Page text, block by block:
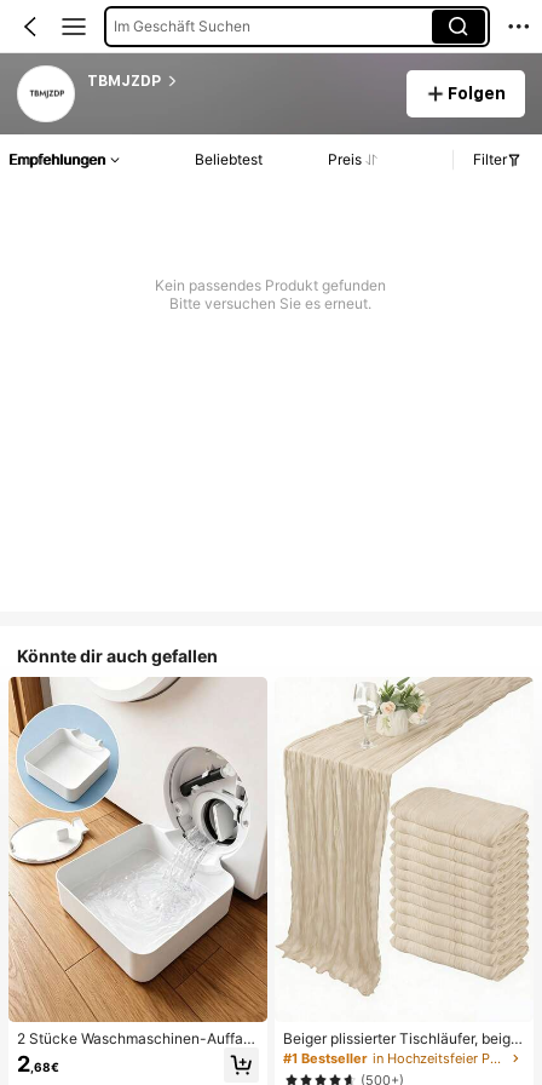
Im Geschäft Suchen
TBMJZDP
Folgen
Empfehlungen Beliebtest Preis Filter
Kein passendes Produkt gefunden
Bitte versuchen Sie es erneut.
Könnte dir auch gefallen
2 Stücke Waschmaschinen-Auffan
gwanne Tropfschale, wasserdichte
Bodenschutzmatte für Waschraum,
2 ,68€
Beiger plissierter Tischläufer, beige
Tischdecke, Geburtstagsfeier-Zub
ehör, Geburtstagsdekoration, hellbr
#1 Bestseller
in Hochzeitsfeier Party-Tischdecke
(500+)